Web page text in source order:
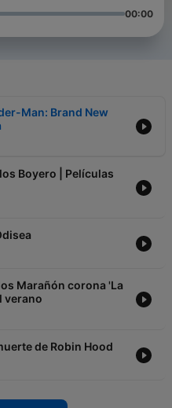
00:00
Man: Brand New
Boyero | Películas
Marañón corona 'La
verano
de Robin Hood